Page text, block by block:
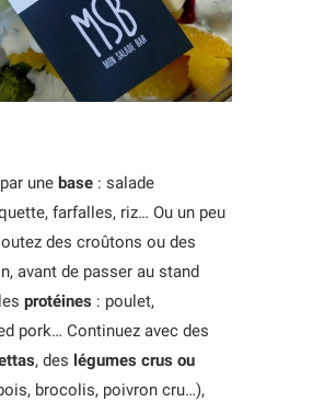
une base : salade
farfalles, riz… Ou un peu
des croûtons ou des
avant de passer au stand
protéines : poulet,
pork… Continuez avec des
, des légumes crus ou
brocolis, poivron cru…),